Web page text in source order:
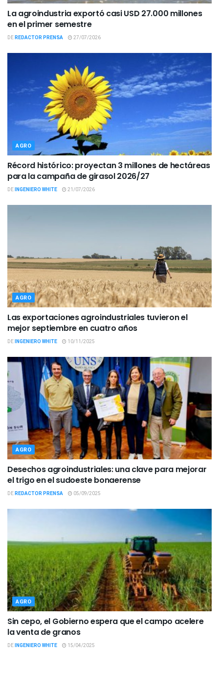
La agroindustria exportó casi USD 27.000 millones
en el primer semestre
DEREDACTOR PRENSA 27/07/2026
AGRO
Récord histórico: proyectan 3 millones de hectáreas
para la campaña de girasol 2026/27
DEINGENIERO WHITE 21/07/2026
AGRO
Las exportaciones agroindustriales tuvieron el
mejor septiembre en cuatro años
DEINGENIERO WHITE 10/11/2025
AGRO
Desechos agroindustriales: una clave para mejorar
el trigo en el sudoeste bonaerense
DEREDACTOR PRENSA 05/09/2025
AGRO
Sin cepo, el Gobierno espera que el campo acelere
la venta de granos
DEINGENIERO WHITE 15/04/2025